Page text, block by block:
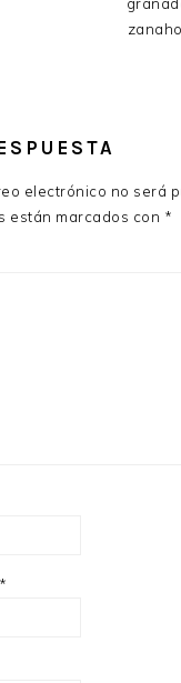
electrónico no será
están marcados con *
*